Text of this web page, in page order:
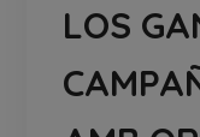
LOS